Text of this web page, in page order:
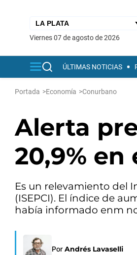
viernes 07 de agosto de 2026
ÚLTIMAS NOTICIAS
Portada >Economía >Conurbano
Alerta
20,9% en
Es un relevamiento del
(ISEPCI). El índice de
había informado enm
Por Andrés Lavaselli